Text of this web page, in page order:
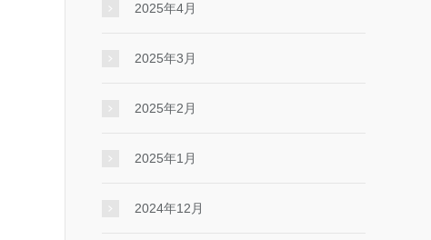
2025年4月
2025年3月
2025年2月
2025年1月
2024年12月